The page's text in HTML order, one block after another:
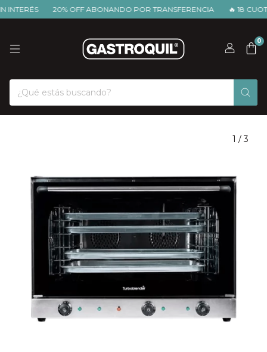
20% OFF ABONANDO POR TRANSFERENCIA 🔥 18
0
1 /3